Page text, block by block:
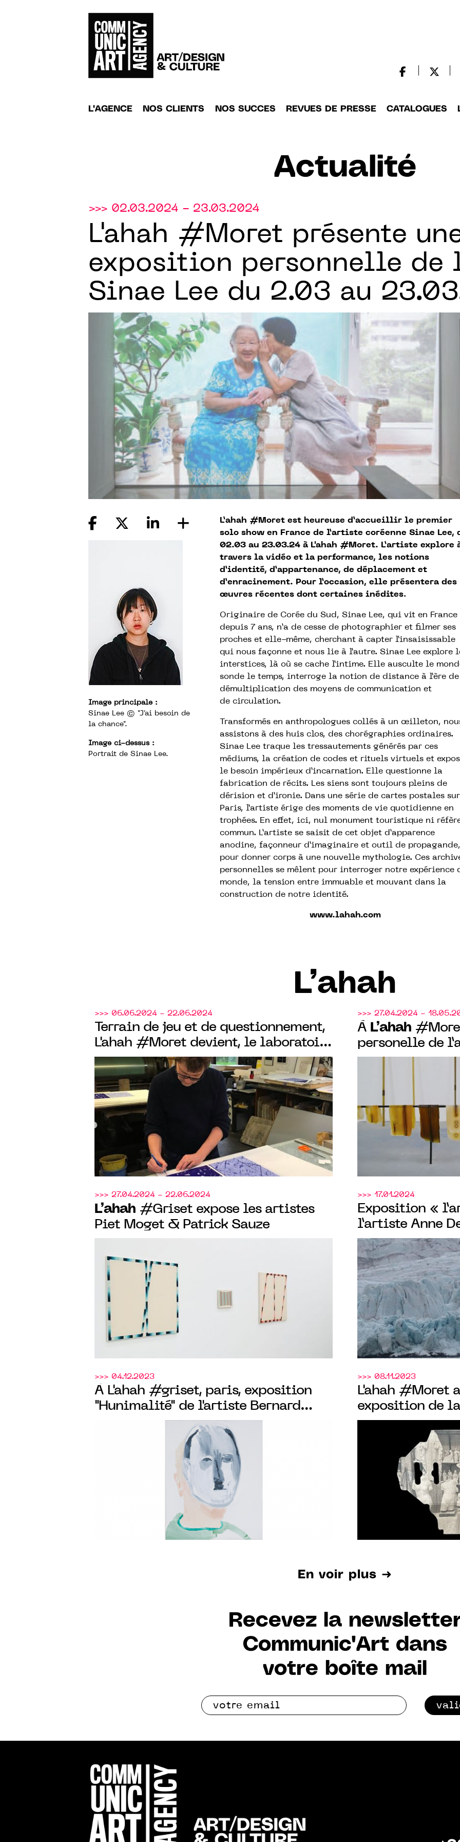
L'AGENCE NOS CLIENTS NOS SUCCES REVUES DE PRESSE CATALOGUES
Actualité
>>> 02.03.2024 - 23.03.2024
L'ahah #Moret présente
exposition personnelle de
Sinae Lee du 2.03 au
Image principale :
Sinae Lee © "J'ai besoin de
la chance".
Image ci-dessus :
Portrait de Sinae Lee.
L’ahah #Moret est heureuse d’accueillir le premier
solo show en France de l’artiste coréenne Sinae Lee,
02.03 au 23.03.24 à L'ahah #Moret. L’artiste explore
travers la vidéo et la performance, les notions
d’identité, d’appartenance, de déplacement et
d’enracinement. Pour l’occasion, elle présentera des
œuvres récentes dont certaines inédites.
Originaire de Corée du Sud, Sinae Lee, qui vit en France
depuis 7 ans, n’a de cesse de photographier et filmer ses
proches et elle-même, cherchant à capter l’insaisissable
qui nous façonne et nous lie à l’autre. Sinae Lee explore
interstices, là où se cache l’intime. Elle ausculte le
sonde le temps, interroge la notion de distance à l’ère
démultiplication des moyens de communication et
de circulation.
Transformés en anthropologues collés à un œilleton,
assistons à des huis clos, des chorégraphies ordinaires.
Sinae Lee traque les tressautements générés par ces
médiums, la création de codes et rituels virtuels et
le besoin impérieux d’incarnation. Elle questionne la
fabrication de récits. Les siens sont toujours pleins de
dérision et d’ironie. Dans une série de cartes postales sur
Paris, l’artiste érige des moments de vie quotidienne en
trophées. En effet, ici, nul monument touristique ni
commun. L’artiste se saisit de cet objet d’apparence
anodine, façonneur d’imaginaire et outil de propagande,
pour donner corps à une nouvelle mythologie. Ces
personnelles se mêlent pour interroger notre expérience
monde, la tension entre immuable et mouvant dans la
construction de notre identité.
www.lahah.com
L’ahah
>>> 06.06.2024 - 22.06.2024
Terrain de jeu et de questionnement,
L'ahah #Moret devient, le laboratoire
de trois artistes plasticiens : Jean-
Pascal Février, Pierre Martens et
Alain Sicard
>>> 27.04.2024 -
À L’ahah
personelle de
>>> 27.04.2024 - 22.06.2024
L’ahah #Griset expose les artistes
Piet Moget & Patrick Sauze
>>> 17.01.2024
Exposition «
l’artiste Anne
#Moret à paris,
17.02.2024
>>> 04.12.2023
À L'ahah #griset, paris, exposition
"Hunimalité" de l'artiste Bernard
Gaube du 27.01 Au 23.03.2024
>>> 08.11.2023
L'ahah #Moret
exposition de
tangible du
En voir plus ➜
Recevez la
Communic'Art dans
votre boîte mail